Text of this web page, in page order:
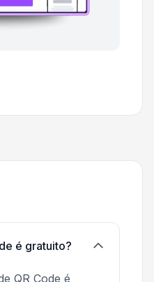
é gratuito?
QR Code é